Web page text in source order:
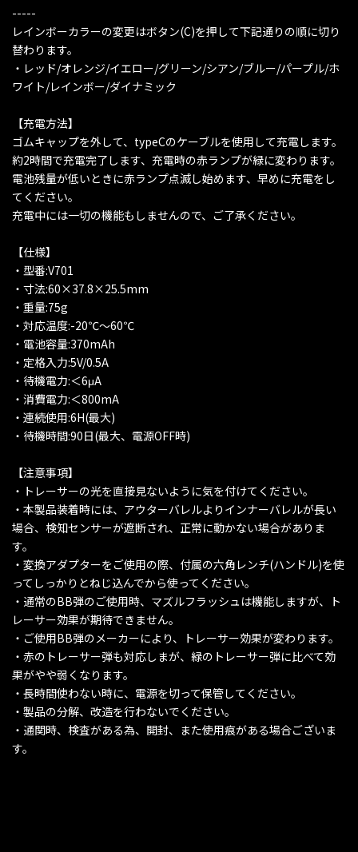
-----
レインボーカラーの変更はボタン(C)を押して下記通りの順に切り
替わります。
・レッド/オレンジ/イエロー/グリーン/シアン/ブルー/パープル/ホ
ワイト/レインボー/ダイナミック
【充電方法】
ゴムキャップを外して、typeCのケーブルを使用して充電します。
約2時間で充電完了します、充電時の赤ランプが緑に変わります。
電池残量が低いときに赤ランプ点滅し始めます、早めに充電をし
てください。
充電中には一切の機能もしませんので、ご了承ください。
【仕様】
・型番:V701
・寸法:60×37.8×25.5mm
・重量:75g
・対応温度:-20℃〜60℃
・電池容量:370mAh
・定格入力:5V/0.5A
・待機電力:＜6μA
・消費電力:＜800mA
・連続使用:6H(最大)
・待機時間:90日(最大、電源OFF時)
【注意事項】
・トレーサーの光を直接見ないように気を付けてください。
・本製品装着時には、アウターバレルよりインナーバレルが長い
場合、検知センサーが遮断され、正常に動かない場合がありま
す。
・変換アダプターをご使用の際、付属の六角レンチ(ハンドル)を使
ってしっかりとねじ込んでから使ってください。
・通常のBB弾のご使用時、マズルフラッシュは機能しますが、ト
レーサー効果が期待できません。
・ご使用BB弾のメーカーにより、トレーサー効果が変わります。
・赤のトレーサー弾も対応しまが、緑のトレーサー弾に比べて効
果がやや弱くなります。
・長時間使わない時に、電源を切って保管してください。
・製品の分解、改造を行わないでください。
・通関時、検査がある為、開封、また使用痕がある場合ございま
す。